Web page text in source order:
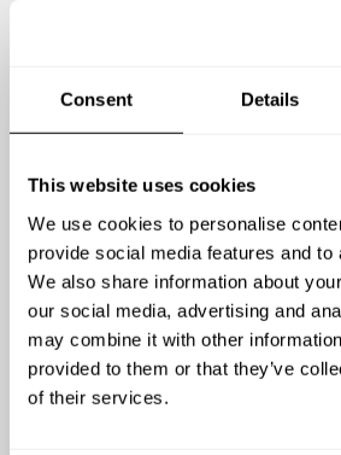
Consent Details
This website uses cookies
We use cookies to personalise
provide social media features and to
We also share information about
our social media, advertising and
may combine it with other
provided to them or that they’ve
of their services.
Visualiser d'autres